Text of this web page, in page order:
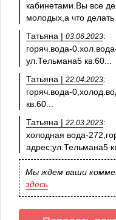
кабинетами.Вы все
молодых,а что делать
Татьяна | 03.06.2023:
горяч.вода-
ул.Тельмана5 кв.60...
Татьяна | 22.04.2023:
горяч.вода-
кв.60...
Татьяна | 22.03.2023:
холодная вода-
адрес;ул.Тельмана5
Мы ждем ваши
здесь